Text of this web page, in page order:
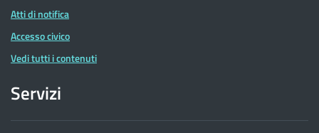
Atti di notifica
Accesso civico
Vedi tutti i contenuti
Servizi